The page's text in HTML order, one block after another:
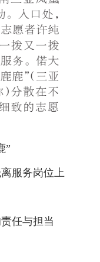
”
服务岗位上
任与担当